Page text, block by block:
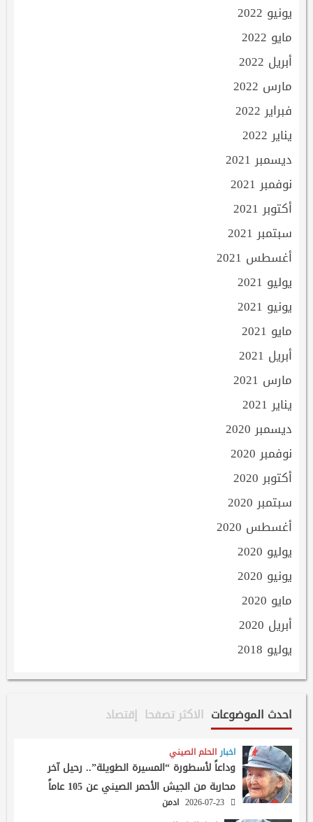
يونيو 2022
مايو 2022
أبريل 2022
مارس 2022
فبراير 2022
يناير 2022
ديسمبر 2021
نوفمبر 2021
أكتوبر 2021
سبتمبر 2021
أغسطس 2021
يوليو 2021
يونيو 2021
مايو 2021
أبريل 2021
مارس 2021
يناير 2021
ديسمبر 2020
نوفمبر 2020
أكتوبر 2020
سبتمبر 2020
أغسطس 2020
يوليو 2020
يونيو 2020
مايو 2020
أبريل 2020
يوليو 2018
احدث الموضوعات الاكثر تصفحا إقتصاد
اخبار الحلم الصيني
وداعاً لأسطورة “المسيرة الطويلة”.. رحيل آخر
محاربة من الجيش الأحمر الصيني عن 105 عاماً
2026-07-23
ادمن